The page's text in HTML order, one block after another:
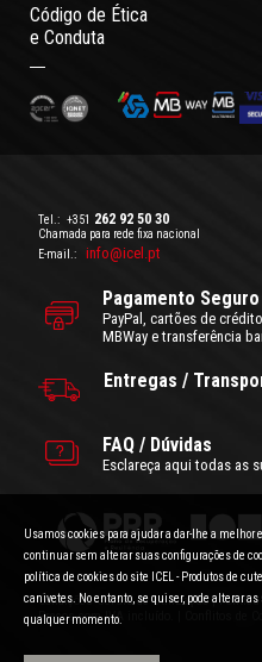
Código de Ética
e Conduta
Tel.: +351 262 92 50 30
Chamada para rede fixa nacional
E-mail.:
info@icel.pt
Pagamento Seguro
PayPal, cartões de
MBWay e transferência
Entregas /
FAQ / Dúvidas
Esclareça aqui todas as
Condições Gerais de Utilização |Politica
Preços com IVA incluído.
Usamos cookies para ajudar a dar-lhe a melhor
continuar sem alterar suas configurações de
política de cookies do site ICEL - Produtos de
canivetes. No entanto, se quiser, pode alterar
qualquer momento.